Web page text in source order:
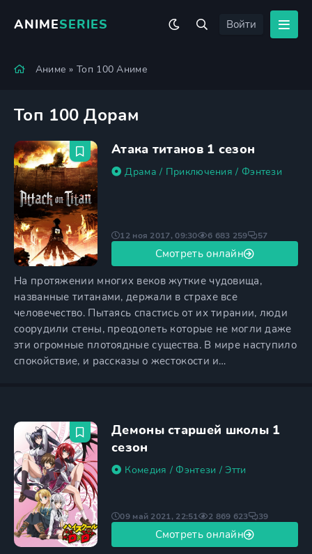
ANIMESERIES Войти
Аниме » Топ 100 Аниме
Топ 100 Дорам
Атака титанов 1 сезон
Драма / Приключения / Фэнтези
На протяжении многих веков жуткие чудовища,
названные титанами, держали в страхе все
человечество. Пытаясь спастись от их тирании, люди
соорудили стены, преодолеть которые не могли даже
эти огромные плотоядные существа. В мире наступило
спокойствие, и рассказы о жестокости и
они жили в постоянном страхе. Одному из гигантов
удается справиться с
12 ноя 2017, 09:30 6 683 259 57
Смотреть онлайн
Демоны старшей школы 1
сезон
Комедия / Фэнтези /Этти
09 май 2021, 22:51 2 869 623 39
Смотреть онлайн